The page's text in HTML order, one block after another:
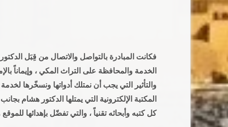
فكانت المبادرة بالتواصل والاتصال من قِبَل
الخدمة والمحافظة على التراث المكي ، وإيماناً
والتأثير التي يجب أن نمتلك أدواتها ونسخّرها
المكتبة الإلكترونية التي يمتلها الدكتور هشام
كل كتبه وأبحاثه تقنياً ، والتي تفضّل بإهدائها